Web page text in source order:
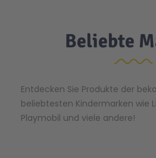
Beliebte
Entdecken Sie Produkte der
beliebtesten Kindermarken wie
Playmobil und viele andere!